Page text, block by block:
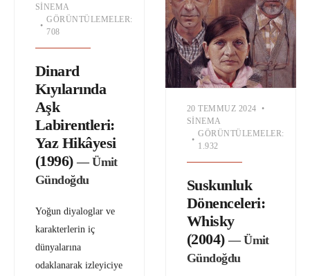
SINEMA
•
GÖRÜNTÜLEMELER:
708
Dinard
Kıyılarında
Aşk
Labirentleri:
Yaz Hikâyesi
(1996) — Ümit
Gündoğdu
Yoğun diyaloglar ve
karakterlerin iç
dünyalarına
odaklanarak izleyiciye
20 TEMMUZ 2024 •
SINEMA
•
GÖRÜNTÜLEMELER:
1.932
Suskunluk
Dönenceleri:
Whisky
(2004) — Ümit
Gündoğdu